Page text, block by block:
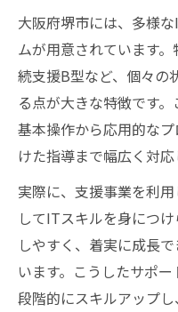
大阪府堺市には、多様
ムが用意されています
続支援B型など、個々の
る点が大きな特徴です
基本操作から応用的な
けた指導まで幅広く対応
実際に、支援事業を利
してITスキルを身につ
しやすく、着実に成長
います。こうしたサポ
段階的にスキルアップ